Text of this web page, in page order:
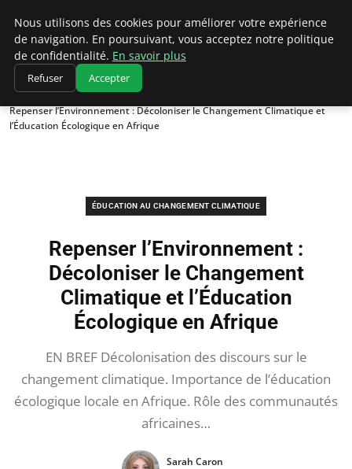
Climatedebtagents
Accueil
Éducation au changement climatique
Repenser l’Environnement : Décoloniser le Changement Climatique et
l’Éducation Écologique en Afrique
ÉDUCATION AU CHANGEMENT CLIMATIQUE
Repenser l’Environnement :
Décoloniser le Changement
Climatique et l’Éducation
Écologique en Afrique
EN BREF Décolonisation des discours sur le
changement climatique. Importance de l’éducation
écologique locale en Afrique. Rôle des communautés
africaines…
Sarah Caron
Nous utilisons des cookies pour améliorer votre expérience
de navigation. En poursuivant, vous acceptez notre politique
de confidentialité. En savoir plus
Refuser Accepter